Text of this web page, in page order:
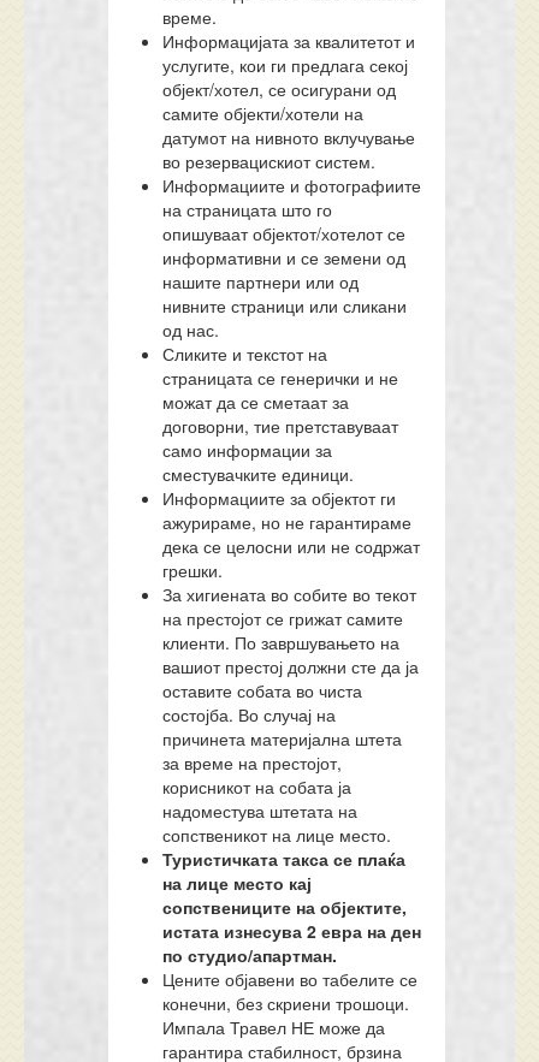
време.
Информацијата за квалитетот и
услугите, кои ги предлага секој
објект/хотел, се осигурани од
самите објекти/хотели на
датумот на нивното вклучување
во резервацискиот систем.
Информациите и фотографиите
на страницата што го
опишуваат објектот/хотелот се
информативни и се земени од
нашите партнери или од
нивните страници или сликани
од нас.
Сликите и текстот на
страницата се генерички и не
можат да се сметаат за
договорни, тие претставуваат
само информации за
сместувачките единици.
Информациите за објектот ги
ажурираме, но не гарантираме
дека се целосни или не содржат
грешки.
За хигиената во собите во текот
на престојот се грижат самите
клиенти. По завршувањето на
вашиот престој должни сте да ја
оставите собата во чиста
состојба. Во случај на
причинета материјална штета
за време на престојот,
корисникот на собата ја
надоместува штетата на
сопственикот на лице место.
Туристичката такса се плаќа
на лице место кај
сопствениците на објектите,
истата изнесува 2 евра на ден
по студио/апартман.
Цените објавени во табелите се
конечни, без скриени трошоци.
Импала Травел НЕ може да
гарантира стабилност, брзина